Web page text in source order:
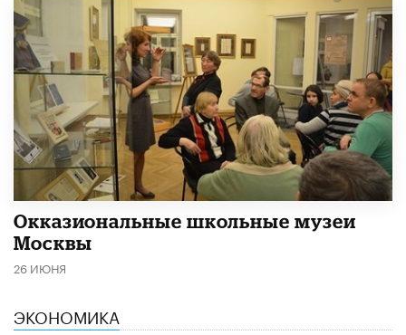
​Окказиональные школьные музеи
Москвы
26 ИЮНЯ
ЭКОНОМИКА